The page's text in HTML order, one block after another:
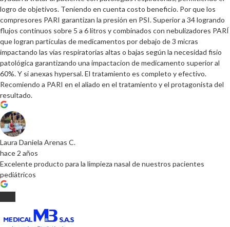
logro de objetivos. Teniendo en cuenta costo beneficio. Por que los
compresores PARI garantizan la presión en PSI. Superior a 34 logrando
flujos continuos sobre 5 a 6 litros y combinados con nebulizadores PARÍ
que logran partículas de medicamentos por debajo de 3 micras
impactando las vías respiratorias altas o bajas según la necesidad fisio
patológica garantizando una impactacion de medicamento superior al
60%. Y si anexas hypersal. El tratamiento es completo y efectivo.
Recomiendo a PARI en el aliado en el tratamiento y el protagonista del
resultado.
Laura Daniela Arenas C.
hace 2 años
Excelente producto para la limpieza nasal de nuestros pacientes
pediátricos